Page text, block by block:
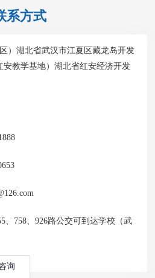
系方式
）湖北省武汉市江夏区藏龙岛开发
安教学基地）湖北省红安经济开发
、758、926路公交可到达学校（武